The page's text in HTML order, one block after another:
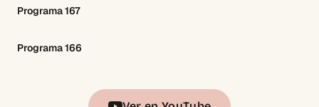
Programa 167
Programa 166